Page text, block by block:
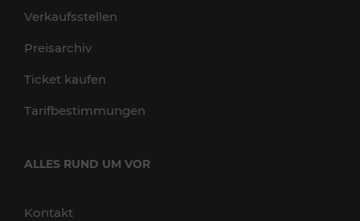
Verkaufsstellen
Preisarchiv
Ticket kaufen
Tarifbestimmungen
ALLES RUND UM VOR
Kontakt